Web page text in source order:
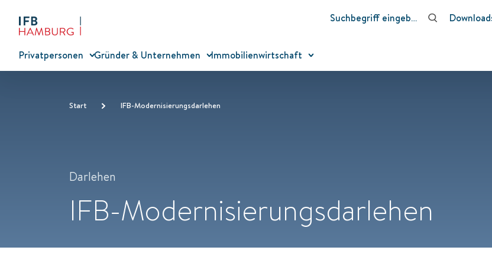
Privatpersonen Gründer & Unternehmen Immobilienwirtschaft
Start IFB-Modernisierungsdarlehen
Darlehen
IFB-Modernisierungsdarlehen